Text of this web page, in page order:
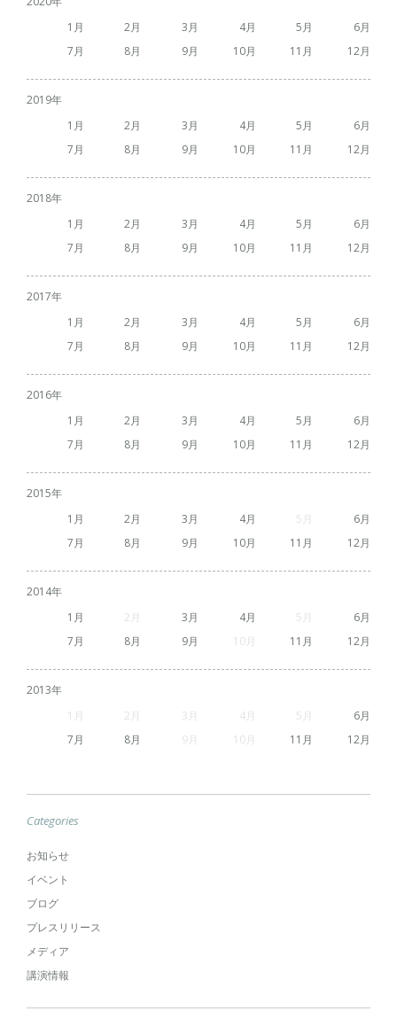
1
2 3 4 5
6
7
8 9 10 11 12
2019
1
2 3 4 5
6
7
8 9 10 11 12
2018
1
2 3 4 5
6
7
8 9 10 11 12
2017
1
2 3 4 5
6
7
8 9 10 11 12
2016
1
2 3 4 5
6
7
8 9 10 11 12
2015
1
2 3 4 5
6
7
8 9 10 11 12
2014
1
2 3 4 5
6
7
8 9 10 11 12
2013
1
2 3 4 5
6
7
8 9 10 11 12
Categories
お知らせ
イベント
ブログ
プレスリリース
メディア
講演情報